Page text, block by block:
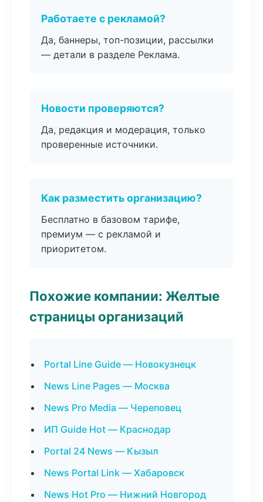
Работаете с рекламой?
Да, баннеры, топ-позиции, рассылки
— детали в разделе Реклама.
Новости проверяются?
Да, редакция и модерация, только
проверенные источники.
Как разместить организацию?
Бесплатно в базовом тарифе,
премиум — с рекламой и
приоритетом.
Похожие компании: Желтые
страницы организаций
Portal Line Guide — Новокузнецк
News Line Pages — Москва
News Pro Media — Череповец
ИП Guide Hot — Краснодар
Portal 24 News — Кызыл
News Portal Link — Хабаровск
News Hot Pro — Нижний Новгород